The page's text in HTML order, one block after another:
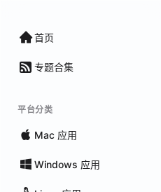
首页
专题合集
平台分类
Mac 应用
Windows 应用